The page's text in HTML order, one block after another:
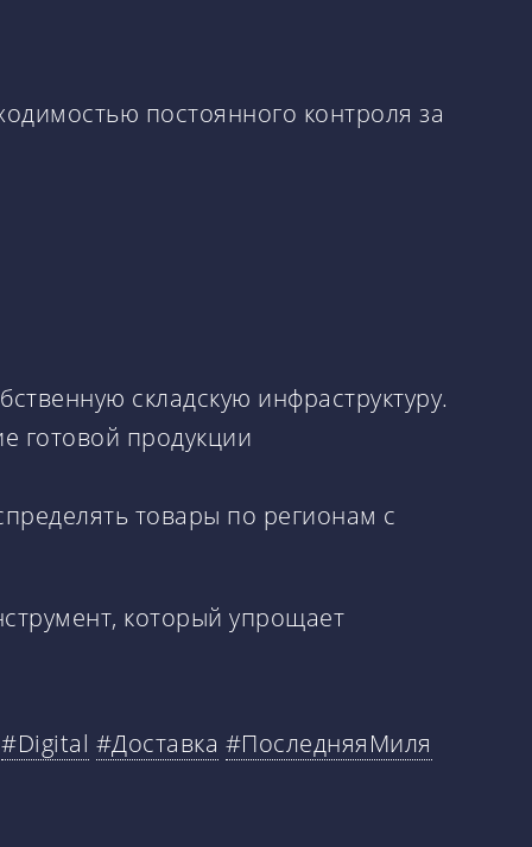
постоянного контроля за
складскую инфраструктуру.
готовой продукции
товары по регионам с
который упрощает
#Digital #Доставка #ПоследняяМиля